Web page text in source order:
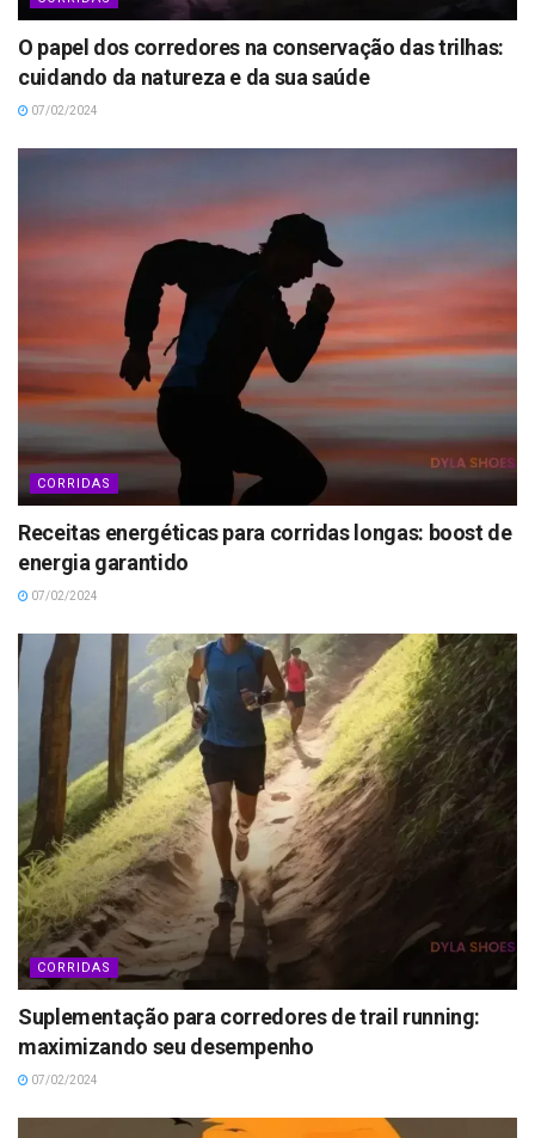
O papel dos corredores na conservação das trilhas:
cuidando da natureza e da sua saúde
07/02/2024
CORRIDAS
Receitas energéticas para corridas longas: boost de
energia garantido
07/02/2024
CORRIDAS
Suplementação para corredores de trail running:
maximizando seu desempenho
07/02/2024